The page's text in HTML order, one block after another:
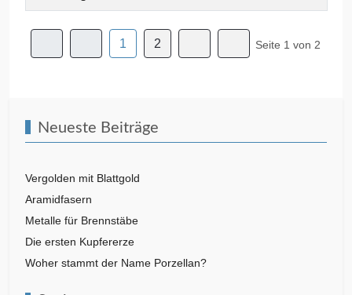
Seite 1 von 2
1 2
Neueste Beiträge
Vergolden mit Blattgold
Aramidfasern
Metalle für Brennstäbe
Die ersten Kupfererze
Woher stammt der Name Porzellan?